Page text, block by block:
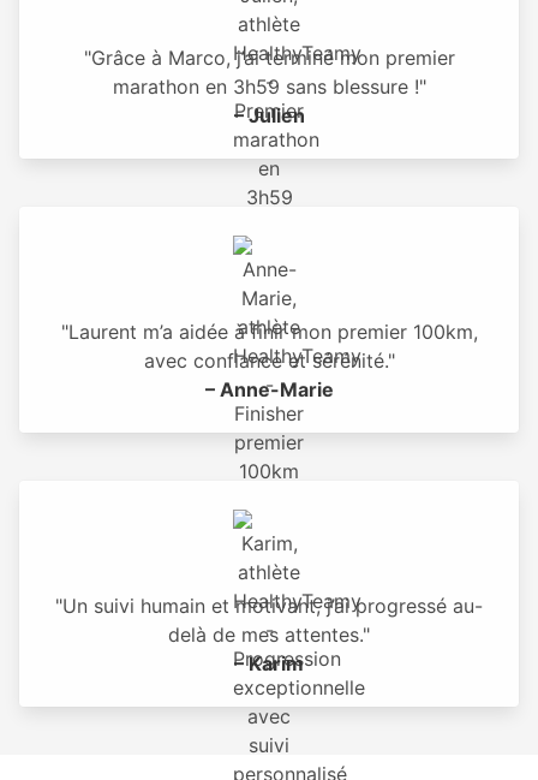
"Grâce à Marco, j’ai terminé mon premier
marathon en 3h59 sans blessure !"
– Julien
"Laurent m’a aidée à finir mon premier 100km,
avec confiance et sérénité."
– Anne-Marie
"Un suivi humain et motivant, j’ai progressé au-
delà de mes attentes."
– Karim